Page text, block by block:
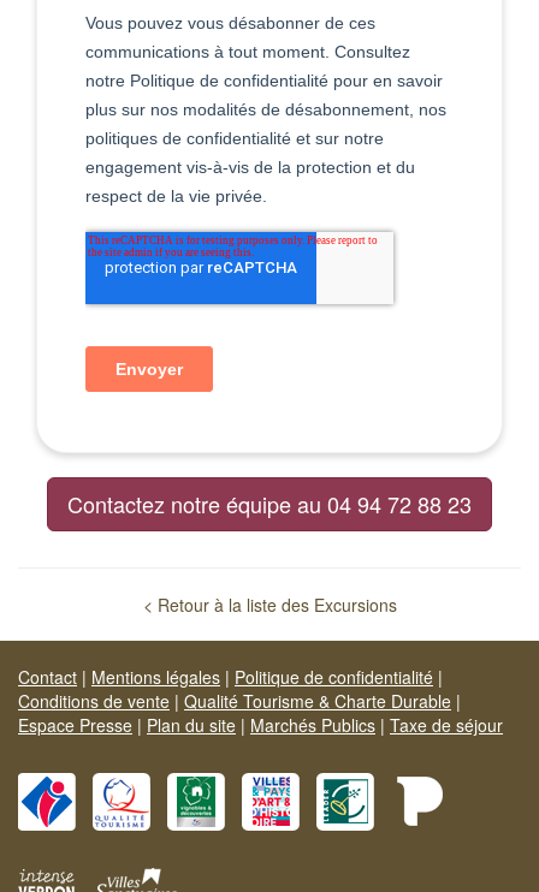
Contactez notre équipe au 04 94 72 88 23
< Retour à la liste des Excursions
Contact | Mentions légales | Politique de confidentialité |
Conditions de vente | Qualité Tourisme & Charte Durable |
Espace Presse | Plan du site | Marchés Publics | Taxe de séjour